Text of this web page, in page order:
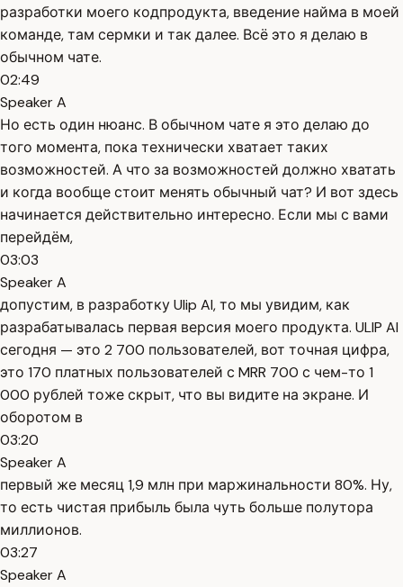
разработки моего кодпродукта, введение найма в моей
команде, там сермки и так далее. Всё это я делаю в
обычном чате.
02:49
Speaker A
Но есть один нюанс. В обычном чате я это делаю до
того момента, пока технически хватает таких
возможностей. А что за возможностей должно хватать
и когда вообще стоит менять обычный чат? И вот здесь
начинается действительно интересно. Если мы с вами
перейдём,
03:03
Speaker A
допустим, в разработку Ulip AI, то мы увидим, как
разрабатывалась первая версия моего продукта. ULIP AI
сегодня — это 2 700 пользователей, вот точная цифра,
это 170 платных пользователей с MRR 700 с чем-то 1
000 рублей тоже скрыт, что вы видите на экране. И
оборотом в
03:20
Speaker A
первый же месяц 1,9 млн при маржинальности 80%. Ну,
то есть чистая прибыль была чуть больше полутора
миллионов.
03:27
Speaker A